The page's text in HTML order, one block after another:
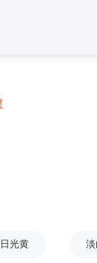
日光黄